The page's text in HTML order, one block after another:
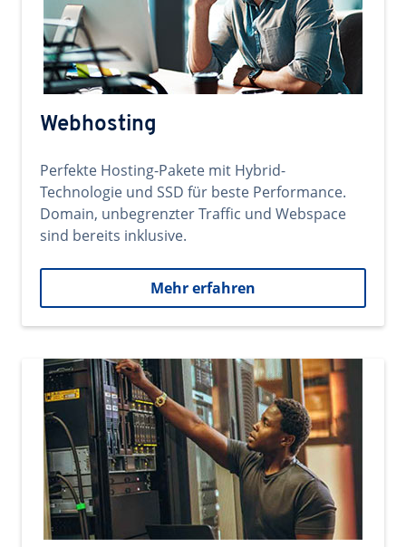
Webhosting
Perfekte Hosting-Pakete mit Hybrid-
Technologie und SSD für beste Performance.
Domain, unbegrenzter Traffic und Webspace
sind bereits inklusive.
Mehr erfahren